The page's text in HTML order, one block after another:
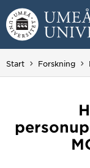
Hoppa direkt till
Huvudmenyn dold.
Start Forskning